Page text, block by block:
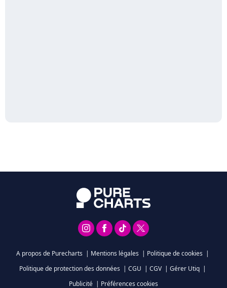
A propos de Purecharts | Mentions légales | Politique de cookies |
Politique de protection des données | CGU | CGV | Gérer Utiq |
Publicité | Préférences cookies